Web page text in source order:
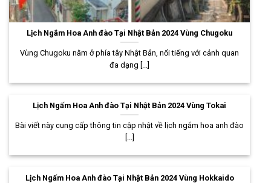
Lịch Ngắm Hoa Anh đào Tại Nhật Bản 2024 Vùng Chugoku
Vùng Chugoku nằm ở phía tây Nhật Bản, nổi tiếng với cảnh quan
đa dạng [...]
Lịch Ngấm Hoa Anh đào Tại Nhật Bản 2024 Vùng Tokai
Bài viết này cung cấp thông tin cập nhật về lịch ngắm hoa anh đào
[...]
Lịch Ngấm Hoa Anh đào Tại Nhật Bản 2024 Vùng Hokkaido